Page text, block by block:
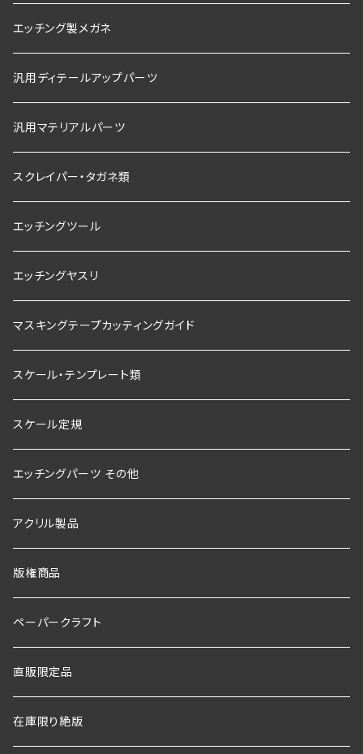
エッチング製メガネ
汎用ディテールアップパーツ
汎用マテリアルパーツ
スクレイパー・タガネ類
エッチングツール
エッチングヤスリ
マスキングテープカッティングガイド
スケール・テンプレート類
スケール定規
エッチングパーツ その他
アクリル製品
版権商品
ペーパークラフト
直販限定品
在庫限り絶版